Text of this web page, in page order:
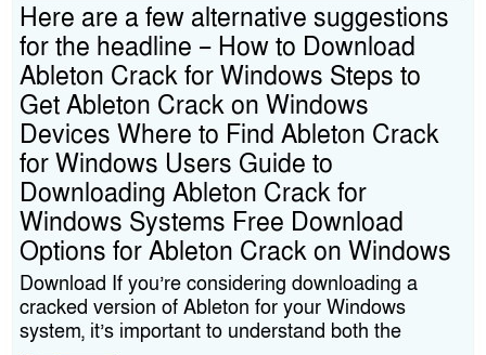
Here are a few alternative suggestions
for the headline – How to Download
Ableton Crack for Windows Steps to
Get Ableton Crack on Windows
Devices Where to Find Ableton Crack
for Windows Users Guide to
Downloading Ableton Crack for
Windows Systems Free Download
Options for Ableton Crack on Windows
Download If you’re considering downloading a
cracked version of Ableton for your Windows
system, it’s important to understand both the